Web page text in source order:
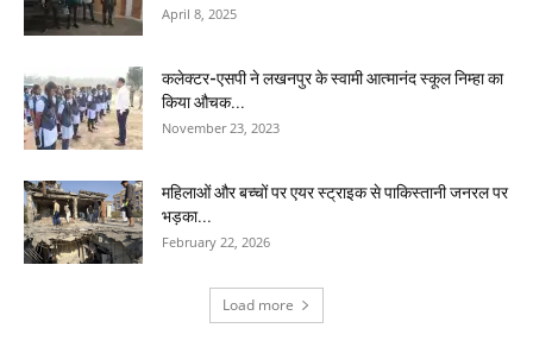
April 8, 2025
कलेक्टर-एसपी ने लखनपुर के स्वामी आत्मानंद स्कूल निम्हा का
किया औचक...
November 23, 2023
महिलाओं और बच्चों पर एयर स्ट्राइक से पाकिस्तानी जनरल पर
भड़का...
February 22, 2026
Load more